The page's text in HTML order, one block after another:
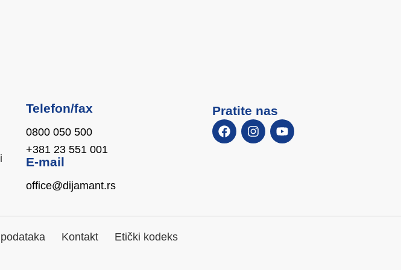
Telefon/fax
0800 050 500
+381 23 551 001
E-mail
office@dijamant.rs
Pratite nas
Kontakt Etički kodeks